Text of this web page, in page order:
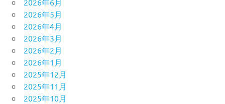
2026年5月
2026年4月
2026年3月
2026年2月
2026年1月
2025年12月
2025年11月
2025年10月